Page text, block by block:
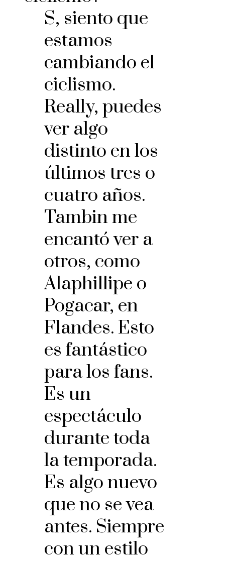
S, siento que
estamos
cambiando el
ciclismo.
Really, puedes
ver algo
distinto en los
últimos tres o
cuatro años.
Tambin me
encantó ver a
otros, como
Alaphillipe o
Pogacar, en
Flandes. Esto
es fantástico
para los fans.
Es un
espectáculo
durante toda
la temporada.
Es algo nuevo
que no se vea
antes. Siempre
con un estilo